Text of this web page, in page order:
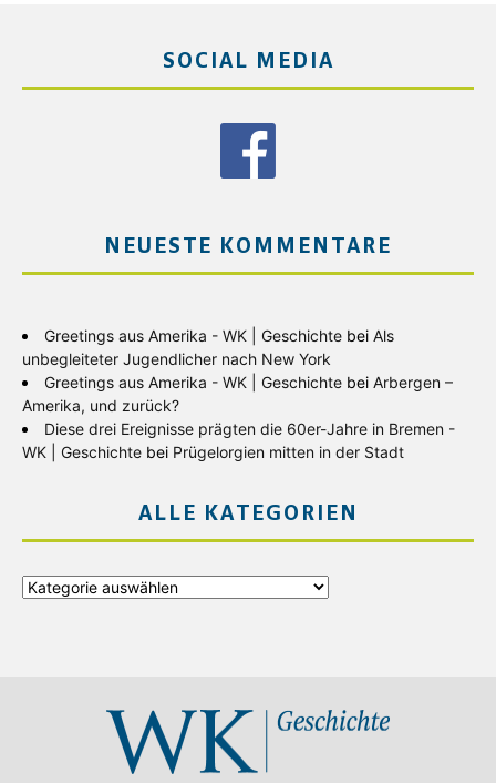
SOCIAL MEDIA
NEUESTE KOMMENTARE
Greetings aus Amerika - WK | Geschichte bei Als
unbegleiteter Jugendlicher nach New York
Greetings aus Amerika - WK | Geschichte bei Arbergen –
Amerika, und zurück?
Diese drei Ereignisse prägten die 60er-Jahre in Bremen -
WK | Geschichte bei Prügelorgien mitten in der Stadt
ALLE KATEGORIEN
Alle